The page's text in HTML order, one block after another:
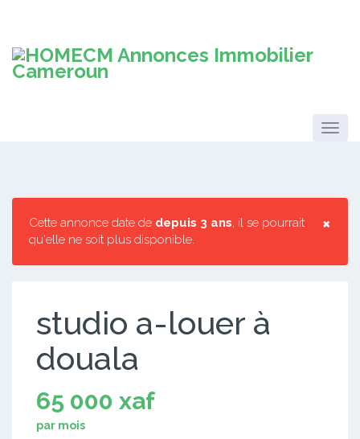
×
Cette annonce date de depuis 3 ans, il se pourrait
qu'elle ne soit plus disponible.
studio a-louer à
douala
65 000 xaf
par mois